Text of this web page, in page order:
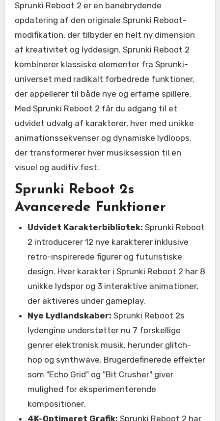
Sprunki Reboot 2 er en banebrydende
opdatering af den originale Sprunki Reboot-
modifikation, der tilbyder en helt ny dimension
af kreativitet og lyddesign. Sprunki Reboot 2
kombinerer klassiske elementer fra Sprunki-
universet med radikalt forbedrede funktioner,
der appellerer til både nye og erfarne spillere.
Med Sprunki Reboot 2 får du adgang til et
udvidet udvalg af karakterer, hver med unikke
animationssekvenser og dynamiske lydloops,
der transformerer hver musiksession til en
visuel og auditiv fest.
Sprunki Reboot 2s
Avancerede Funktioner
Udvidet Karakterbibliotek: Sprunki Reboot
2 introducerer 12 nye karakterer inklusive
retro-inspirerede figurer og futuristiske
design. Hver karakter i Sprunki Reboot 2 har 8
unikke lydspor og 3 interaktive animationer,
der aktiveres under gameplay.
Nye Lydlandskaber: Sprunki Reboot 2s
lydengine understøtter nu 7 forskellige
genrer elektronisk musik, herunder glitch-
hop og synthwave. Brugerdefinerede effekter
som "Echo Grid" og "Bit Crusher" giver
mulighed for eksperimenterende
kompositioner.
4K-Optimeret Grafik: Sprunki Reboot 2 har